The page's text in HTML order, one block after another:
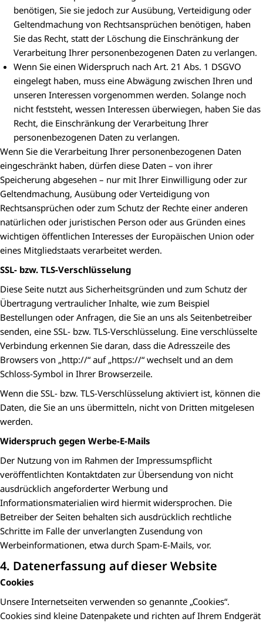
benötigen, Sie sie jedoch zur Ausübung, Verteidigung oder
Geltendmachung von Rechtsansprüchen benötigen, haben
Sie das Recht, statt der Löschung die Einschränkung der
Verarbeitung Ihrer personenbezogenen Daten zu verlangen.
Wenn Sie einen Widerspruch nach Art. 21 Abs. 1 DSGVO
eingelegt haben, muss eine Abwägung zwischen Ihren und
unseren Interessen vorgenommen werden. Solange noch
nicht feststeht, wessen Interessen überwiegen, haben Sie das
Recht, die Einschränkung der Verarbeitung Ihrer
personenbezogenen Daten zu verlangen.
Wenn Sie die Verarbeitung Ihrer personenbezogenen Daten
eingeschränkt haben, dürfen diese Daten – von ihrer
Speicherung abgesehen – nur mit Ihrer Einwilligung oder zur
Geltendmachung, Ausübung oder Verteidigung von
Rechtsansprüchen oder zum Schutz der Rechte einer anderen
natürlichen oder juristischen Person oder aus Gründen eines
wichtigen öffentlichen Interesses der Europäischen Union oder
eines Mitgliedstaats verarbeitet werden.
SSL- bzw. TLS-Verschlüsselung
Diese Seite nutzt aus Sicherheitsgründen und zum Schutz der
Übertragung vertraulicher Inhalte, wie zum Beispiel
Bestellungen oder Anfragen, die Sie an uns als Seitenbetreiber
senden, eine SSL- bzw. TLS-Verschlüsselung. Eine verschlüsselte
Verbindung erkennen Sie daran, dass die Adresszeile des
Browsers von „http://“ auf „https://“ wechselt und an dem
Schloss-Symbol in Ihrer Browserzeile.
Wenn die SSL- bzw. TLS-Verschlüsselung aktiviert ist, können die
Daten, die Sie an uns übermitteln, nicht von Dritten mitgelesen
werden.
Widerspruch gegen Werbe-E-Mails
Der Nutzung von im Rahmen der Impressumspflicht
veröffentlichten Kontaktdaten zur Übersendung von nicht
ausdrücklich angeforderter Werbung und
Informationsmaterialien wird hiermit widersprochen. Die
Betreiber der Seiten behalten sich ausdrücklich rechtliche
Schritte im Falle der unverlangten Zusendung von
Werbeinformationen, etwa durch Spam-E-Mails, vor.
4. Datenerfassung auf dieser Website
Cookies
Unsere Internetseiten verwenden so genannte „Cookies“.
Cookies sind kleine Datenpakete und richten auf Ihrem Endgerät